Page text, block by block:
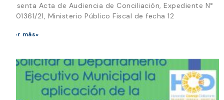
presenta Acta de Audiencia de Conciliación, Expediente N°
P-101361/21, Ministerio Público Fiscal de fecha 12
Leer más»